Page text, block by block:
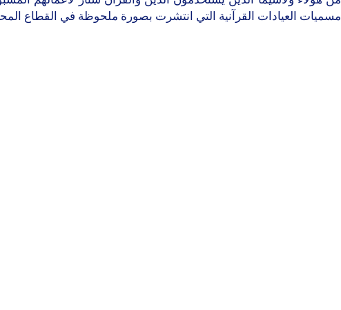
مسميات العيادات القرآنية التي انتشرت بصورة ملحوظة في القطاع